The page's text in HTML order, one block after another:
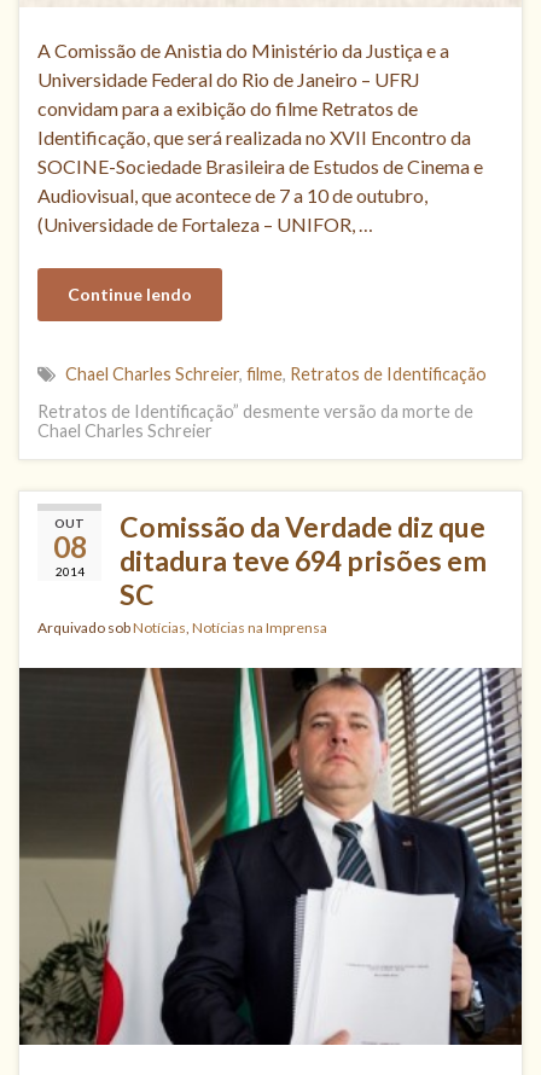
A Comissão de Anistia do Ministério da Justiça e a
Universidade Federal do Rio de Janeiro – UFRJ
convidam para a exibição do filme Retratos de
Identificação, que será realizada no XVII Encontro da
SOCINE-Sociedade Brasileira de Estudos de Cinema e
Audiovisual, que acontece de 7 a 10 de outubro,
(Universidade de Fortaleza – UNIFOR, …
Continue lendo
Chael Charles Schreier, filme, Retratos de Identificação
Retratos de Identificação” desmente versão da morte de
Chael Charles Schreier
OUT
08
2014
Comissão da Verdade diz que
ditadura teve 694 prisões em
SC
Arquivado sobNotícias, Notícias na Imprensa